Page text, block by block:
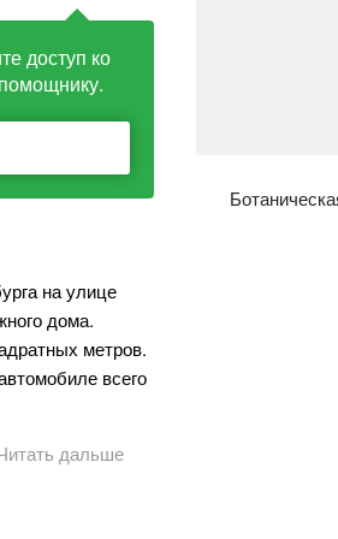
доступ ко
на улице
дома.
метров.
всего
дальше